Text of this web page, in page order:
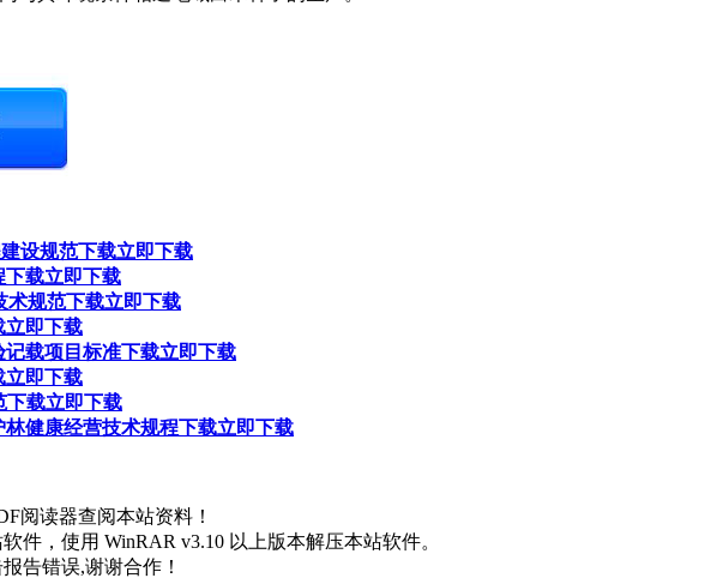
设规范下载立即下载
下载立即下载
术规范下载立即下载
立即下载
记载项目标准下载立即下载
立即下载
下载立即下载
林健康经营技术规程下载立即下载
阅读器查阅本站资料！
，使用 WinRAR v3.10 以上版本解压本站软件。
告错误,谢谢合作！